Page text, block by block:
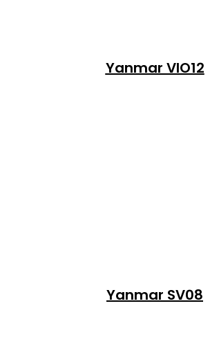
Yanmar VIO12
Yanmar SV08